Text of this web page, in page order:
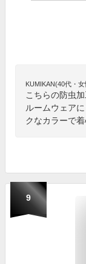
KUMIKAN(40代・女
こちらの防虫
ルームウェア
クなカラーで着
9